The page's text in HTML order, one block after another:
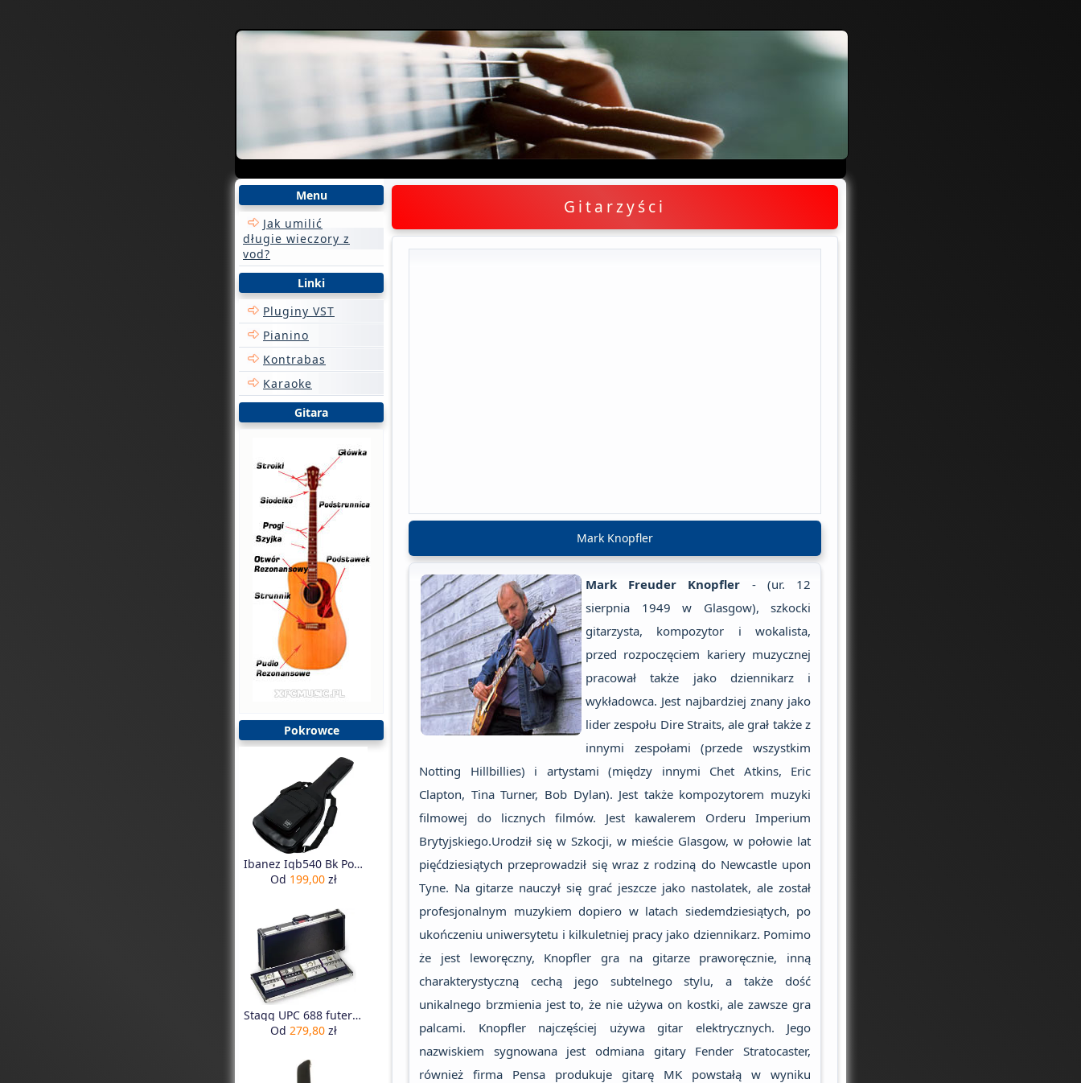
?php include("../menu.html"); ?>
Gitarzyści
Mark Knopfler
Mark Freuder Knopfler - (ur. 12
sierpnia 1949 w Glasgow), szkocki
gitarzysta, kompozytor i wokalista,
przed rozpoczęciem kariery muzycznej
pracował także jako dziennikarz i
wykładowca. Jest najbardziej znany jako
lider zespołu Dire Straits, ale grał także z
innymi zespołami (przede wszystkim
Notting Hillbillies) i artystami (między innymi Chet Atkins, Eric
Clapton, Tina Turner, Bob Dylan). Jest także kompozytorem muzyki
filmowej do licznych filmów. Jest kawalerem Orderu Imperium
Brytyjskiego.Urodził się w Szkocji, w mieście Glasgow, w połowie lat
pięćdziesiątych przeprowadził się wraz z rodziną do Newcastle upon
Tyne. Na gitarze nauczył się grać jeszcze jako nastolatek, ale został
profesjonalnym muzykiem dopiero w latach siedemdziesiątych, po
ukończeniu uniwersytetu i kilkuletniej pracy jako dziennikarz. Pomimo
że jest leworęczny, Knopfler gra na gitarze praworęcznie, inną
charakterystyczną cechą jego subtelnego stylu, a także dość
unikalnego brzmienia jest to, że nie używa on kostki, ale zawsze gra
palcami. Knopfler najczęściej używa gitar elektrycznych. Jego
nazwiskiem sygnowana jest odmiana gitary Fender Stratocaster,
również firma Pensa produkuje gitarę MK powstałą w wyniku
Menu
Jak umilić
długie wieczory z
vod?
Linki
Pluginy VST
Pianino
Kontrabas
Karaoke
Gitara
Pokrowce
Ibanez Igb540 Bk Pokrowiec Gitara Elektryczna
Od 199,00zł
Stagg UPC 688 futerał na efekty gitarowe, pedalboard
Od 279,80zł